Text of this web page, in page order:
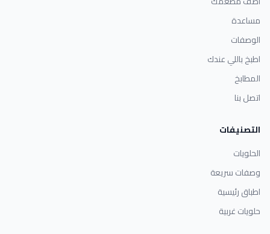
مساعدة
الوصفات
اطبخ باللي عندك
المطابخ
اتصل بنا
التصنيفات
الحلويات
وصفات سريعة
اطباق رئيسية
حلويات غربية